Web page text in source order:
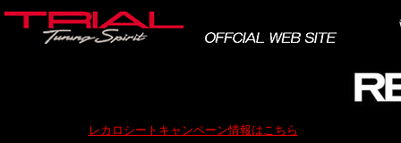
レカロシートキャンペーン情報はこちら